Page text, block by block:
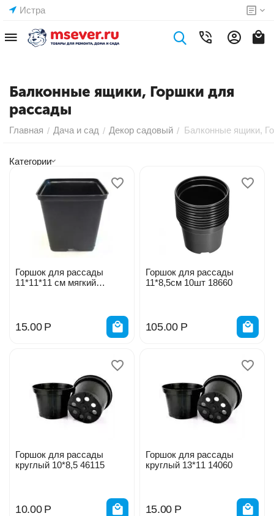
Истра
Балконные ящики, Горшки для
рассады
Главная / Дача и сад / Декор садовый / Балконные ящики,
Категории
Горшок для рассады
11*11*11 см мягкий
15.00 Р
Горшок для рассады
11*8,5см 10шт 18660
105.00 Р
Горшок для рассады
круглый 10*8,5 46115
10.00 Р
Горшок для рассады
круглый 13*11 14060
15.00 Р